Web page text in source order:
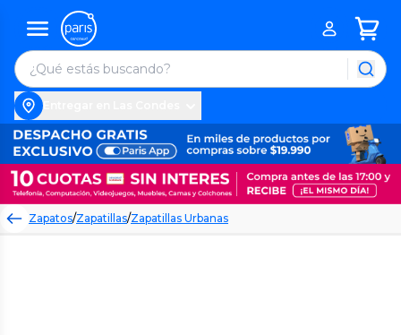
Zapatos/Zapatillas/Zapatillas Urbanas